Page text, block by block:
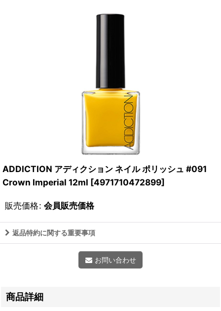
ADDICTION アディクション ネイル ポリッシュ #091
Crown Imperial 12ml [4971710472899]
販売価格: 会員販売価格
返品特約に関する重要事項
お問い合わせ
商品詳細